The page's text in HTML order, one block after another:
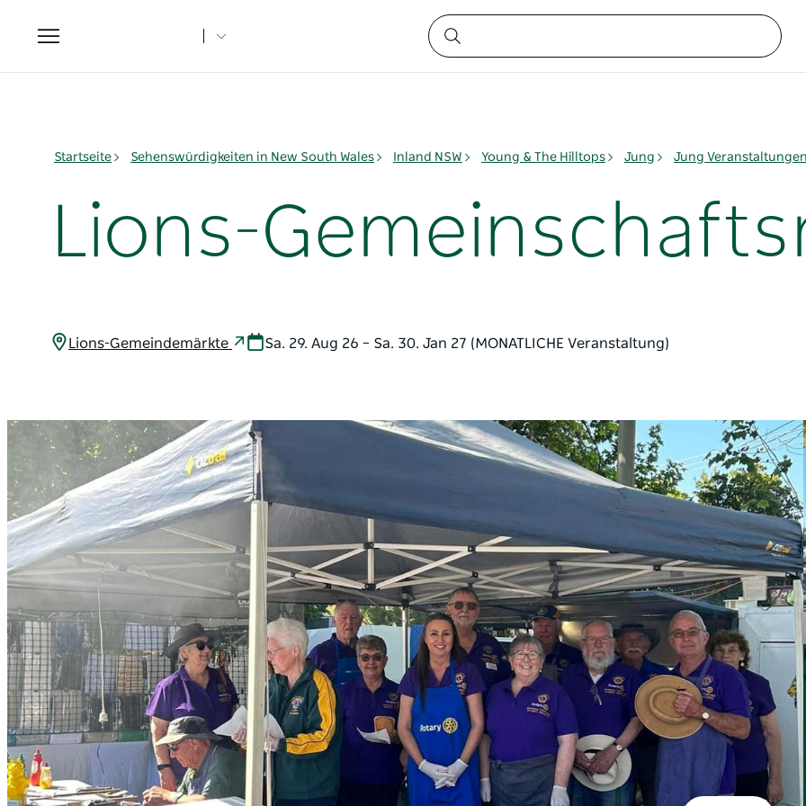
Toggle
navigation
Startseite Sehenswürdigkeiten in New South Wales Inland NSW Young & The Hilltops Jung Jung Veranstaltungen
Lions-
Lions-Gemeindemärkte Sa. 29. Aug 26 – Sa. 30. Jan 27 (MONATLICHE Veranstaltung)